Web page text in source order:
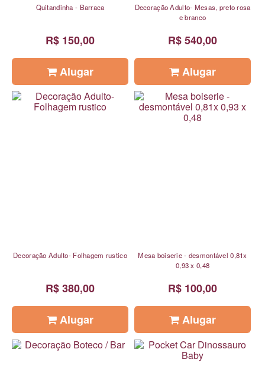
Quitandinha - Barraca
R$ 150,00
Alugar
Decoração Adulto- Mesas, preto rosa
e branco
R$ 540,00
Alugar
Decoração Adulto- Folhagem rustico
R$ 380,00
Alugar
Mesa boiserie - desmontável 0,81x
0,93 x 0,48
R$ 100,00
Alugar